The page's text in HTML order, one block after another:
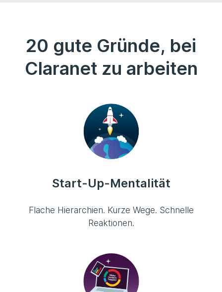
20 gute Gründe, bei
Claranet zu arbeiten
Start-Up-Mentalität
Flache Hierarchien. Kurze Wege. Schnelle
Reaktionen.